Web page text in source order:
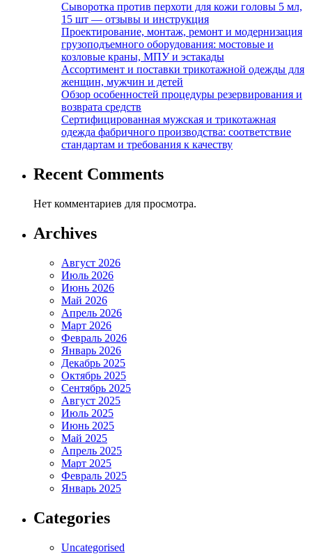
Сыворотка против перхоти для кожи головы 5 мл,
15 шт — отзывы и инструкция
Проектирование, монтаж, ремонт и модернизация
грузоподъемного оборудования: мостовые и
козловые краны, МПУ и эстакады
Ассортимент и поставки трикотажной одежды для
женщин, мужчин и детей
Обзор особенностей процедуры резервирования и
возврата средств
Сертифицированная мужская и трикотажная
одежда фабричного производства: соответствие
стандартам и требования к качеству
Recent Comments
Нет комментариев для просмотра.
Archives
Август 2026
Июль 2026
Июнь 2026
Май 2026
Апрель 2026
Март 2026
Февраль 2026
Январь 2026
Декабрь 2025
Октябрь 2025
Сентябрь 2025
Август 2025
Июль 2025
Июнь 2025
Май 2025
Апрель 2025
Март 2025
Февраль 2025
Январь 2025
Categories
Uncategorised